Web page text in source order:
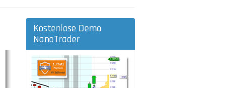
Kostenlose Demo
NanoTrader